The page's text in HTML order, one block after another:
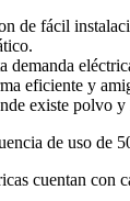
de fácil
demanda
eficiente y
existe polvo
de uso de
cuentan con